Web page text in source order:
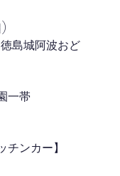
島城阿波おど
一帯
チンカー】